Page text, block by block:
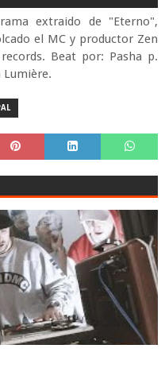
extraido de "Eterno",
el MC y productor Zen
Beat por: Pasha p.
Lumière.